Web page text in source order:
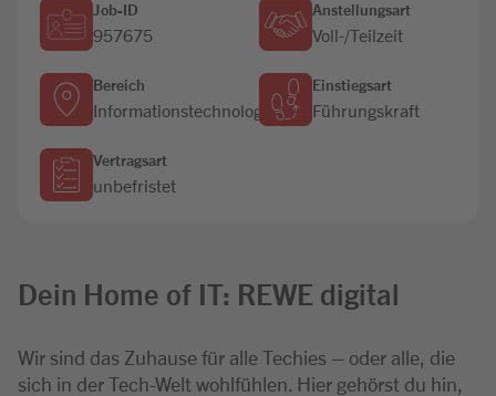
Job-ID
957675
Anstellungsart
Voll-/Teilzeit
Bereich
Informationstechnologie
Einstiegsart
Führungskraft
Vertragsart
unbefristet
Dein Home of IT: REWE digital
Wir sind das Zuhause für alle Techies – oder alle, die
sich in der Tech-Welt wohlfühlen. Hier gehörst du hin,